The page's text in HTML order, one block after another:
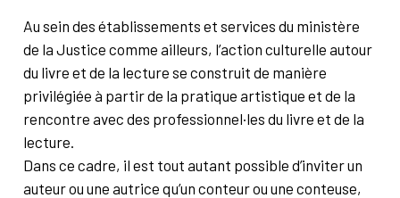
Au sein des établissements et services du ministère
de la Justice comme ailleurs, l’action culturelle autour
du livre et de la lecture se construit de manière
privilégiée à partir de la pratique artistique et de la
rencontre avec des professionnel·les du livre et de la
lecture.
Dans ce cadre, il est tout autant possible d’inviter un
auteur ou une autrice qu’un conteur ou une conteuse,